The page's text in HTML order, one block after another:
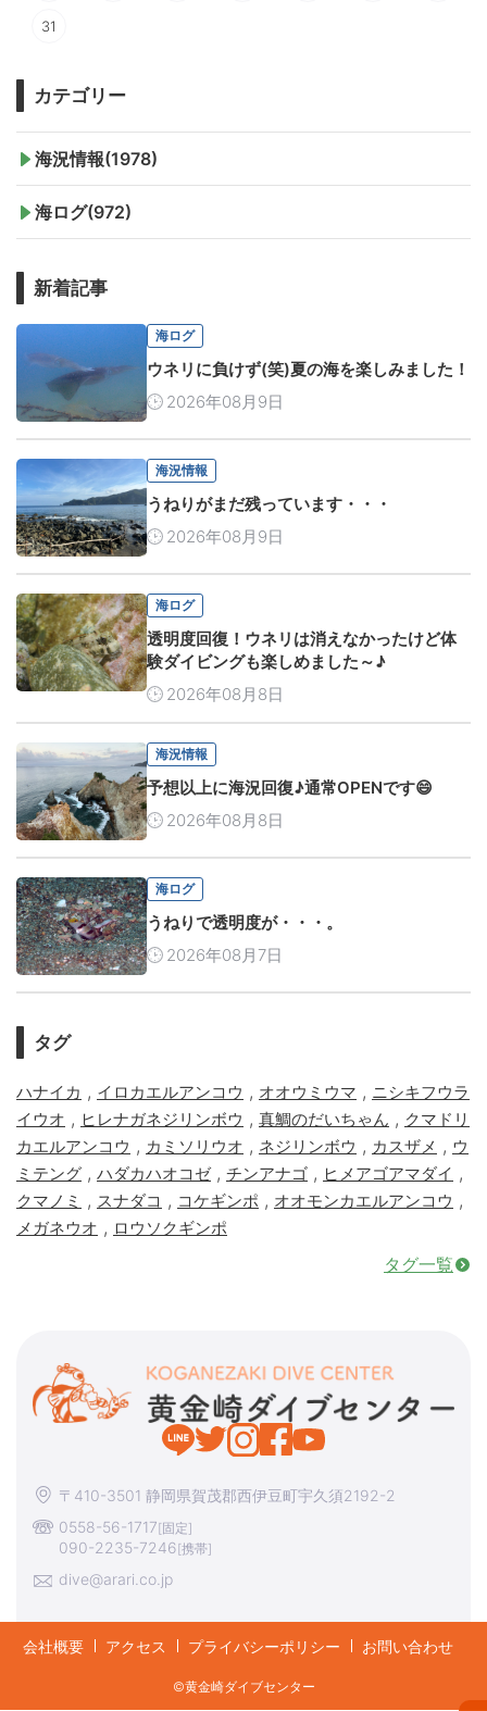
31
カテゴリー
海況情報(1978)
海ログ(972)
新着記事
海ログ
ウネリに負けず(笑)夏の海を楽しみました！
2026年08月9日
海況情報
うねりがまだ残っています・・・
2026年08月9日
海ログ
透明度回復！ウネリは消えなかったけど体
験ダイビングも楽しめました～♪
2026年08月8日
海況情報
予想以上に海況回復♪通常OPENです😄
2026年08月8日
海ログ
うねりで透明度が・・・。
2026年08月7日
タグ
ハナイカ , イロカエルアンコウ , オオウミウマ , ニシキフウラ
イウオ , ヒレナガネジリンボウ , 真鯛のだいちゃん , クマドリ
カエルアンコウ , カミソリウオ , ネジリンボウ , カスザメ , ウ
ミテング , ハダカハオコゼ, チンアナゴ , ヒメアゴアマダイ ,
クマノミ , スナダコ , コケギンポ , オオモンカエルアンコウ ,
メガネウオ , ロウソクギンポ
タグ一覧
〒410-3501 静岡県賀茂郡西伊豆町宇久須2192-2
0558-56-1717[固定]
090-2235-7246[携帯]
dive@arari.co.jp
会社概要 アクセス プライバシーポリシー お問い合わせ
©︎黄金崎ダイブセンター